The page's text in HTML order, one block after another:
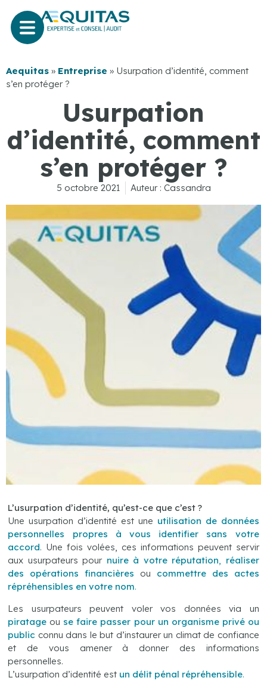
Aequitas » Entreprise » Usurpation d’identité, comment
s’en protéger ?
Usurpation
d’identité, comment
s’en protéger ?
5 octobre 2021 Auteur : Cassandra
L’usurpation d’identité, qu’est-ce que c’est ?
Une usurpation d’identité est une utilisation de données
personnelles propres à vous
identifier sans votre
accord. Une fois volées, ces informations peuvent servir
aux usurpateurs pour nuire à votre réputation, réaliser
des opérations financières
ou commettre des actes
répréhensibles en votre nom.
Les usurpateurs peuvent voler vos données via un
piratage ou se faire passer pour un organisme privé ou
public connu dans le but d’instaurer un climat de confiance
et de vous amener à donner des informations
personnelles.
L’usurpation d’identité est un délit pénal répréhensible.